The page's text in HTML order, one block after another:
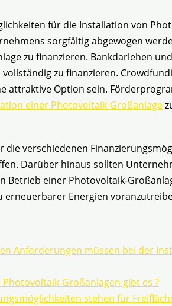
für die Installation von
sorgfältig abgewogen
zu finanzieren. Bankdarlehen
zu finanzieren.
attraktive Option sein.
einer Photovoltaik-Großanlage
die verschiedenen
Darüber hinaus sollten
einer Photovoltaik-
Energien
Anforderungen müssen bei der
Großanlagen gibt es ?
stehen für